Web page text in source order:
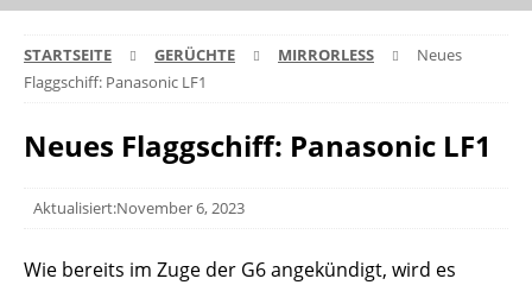
STARTSEITE GERÜCHTE MIRRORLESS
Neues
Flaggschiff: Panasonic LF1
Neues Flaggschiff: Panasonic LF1
Aktualisiert:November 6, 2023
Wie bereits im Zuge der G6 angekündigt, wird es